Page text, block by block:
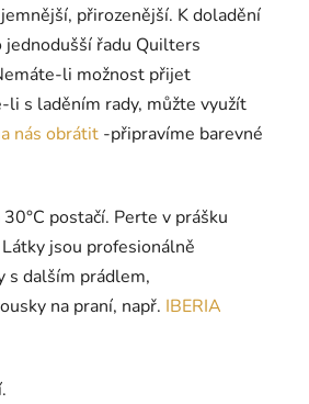
přirozenější. K doladění
řadu Quilters
li možnost přijet
li s laděním rady, můžte využít
nás obrátit -připravíme barevné
postačí. Perte v prášku
jsou profesionálně
s dalším prádlem,
na praní, např. IBERIA